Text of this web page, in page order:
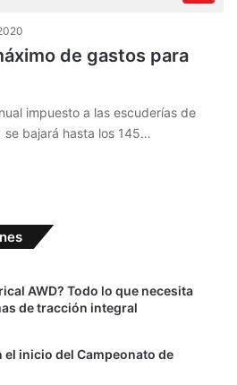
de gastos para
impuesto a las escuderías de
se bajará hasta los 145…
AWD? Todo lo que necesita
de tracción integral
el inicio del Campeonato de